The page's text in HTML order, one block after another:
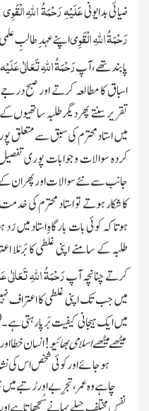
ضیائی بداىونىعَلَیْہِ رَحْمَۃُ اللہِ الْقَوِی
رَحْمَۃُ اللہِ الْقَوِیاپنے عہدِ طالبِ
پابند تھے ،آپرَحْمَۃُ اللہِ تَعَالٰی عَلَیْہ
اسباق کا مطالعہ کرتے اور صبح
تقریر سنتے پھر دیگر طلبہ
میں استاد محترم کی سبق سے متعلق
کردہ سوالات و جوابات پوری
جانب سے نئے سوالات اور پھر ان
کا شکار ہوتے تواستاد محترم کی
ہوتا کہ کوئی بات بارگاہِ استاد میں
طلبہ کے سامنے اپنی غلطی کا بَرمَلا
کرتے چنانچہ آپرَحْمَۃُ اللہِ تَعَالٰی
مىں جب تک اپنى غلطى کا
مىں اىک ہىجانى کىفىت بَرپا رہتى ہے ۔
میٹھے میٹھے اسلامی بھائیو! انسان
ہوجائے اور کوئی شخص اس کی
چاہے وہ عمر ،تجرِبے اور رُتبے